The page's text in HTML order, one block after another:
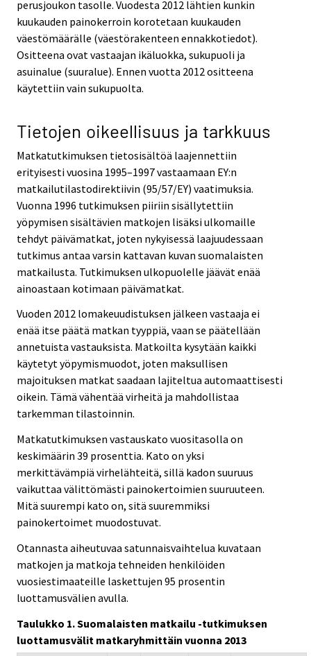
perusjoukon tasolle. Vuodesta 2012 lähtien kunkin
kuukauden painokerroin korotetaan kuukauden
väestömäärälle (väestörakenteen ennakkotiedot).
Ositteena ovat vastaajan ikäluokka, sukupuoli ja
asuinalue (suuralue). Ennen vuotta 2012 ositteena
käytettiin vain sukupuolta.
Tietojen oikeellisuus ja tarkkuus
Matkatutkimuksen tietosisältöä laajennettiin
erityisesti vuosina 1995–1997 vastaamaan EY:n
matkailutilastodirektiivin (95/57/EY) vaatimuksia.
Vuonna 1996 tutkimuksen piiriin sisällytettiin
yöpymisen sisältävien matkojen lisäksi ulkomaille
tehdyt päivämatkat, joten nykyisessä laajuudessaan
tutkimus antaa varsin kattavan kuvan suomalaisten
matkailusta. Tutkimuksen ulkopuolelle jäävät enää
ainoastaan kotimaan päivämatkat.
Vuoden 2012 lomakeuudistuksen jälkeen vastaaja ei
enää itse päätä matkan tyyppiä, vaan se päätellään
annetuista vastauksista. Matkoilta kysytään kaikki
käytetyt yöpymismuodot, joten maksullisen
majoituksen matkat saadaan lajiteltua automaattisesti
oikein. Tämä vähentää virheitä ja mahdollistaa
tarkemman tilastoinnin.
Matkatutkimuksen vastauskato vuositasolla on
keskimäärin 39 prosenttia. Kato on yksi
merkittävämpiä virhelähteitä, sillä kadon suuruus
vaikuttaa välittömästi painokertoimien suuruuteen.
Mitä suurempi kato on, sitä suuremmiksi
painokertoimet muodostuvat.
Otannasta aiheutuvaa satunnaisvaihtelua kuvataan
matkojen ja matkoja tehneiden henkilöiden
vuosiestimaateille laskettujen 95 prosentin
luottamusvälien avulla.
Taulukko 1. Suomalaisten matkailu -tutkimuksen
luottamusvälit matkaryhmittäin vuonna 2013